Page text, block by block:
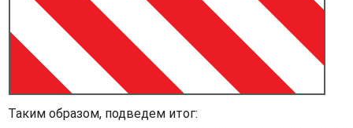
Таким образом, подведем итог: